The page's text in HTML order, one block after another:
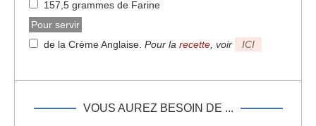
157,5 grammes de Farine
Pour servir
de la Crème Anglaise Pour la recette , voir ICI
VOUS AUREZ BESOIN DE ...